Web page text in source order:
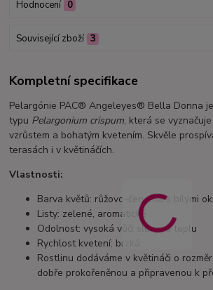
Hodnocení 0
Související zboží 3
Kompletní specifikace
Pelargónie PAC® Angeleyes® Bella Donna
typu Pelargonium crispum, která se
vzrůstem a bohatým kvetením. Skvěle
terasách i v květináčích.
Vlastnosti:
Barva květů: růžovo-červená s bílými
Listy: zelené, aromatické
Odolnost: vysoká vůči slunci a teplu
Rychlost kvetení: brzká
Rostlinu dodáváme v květináči o
dobře prokořeněnou a připravenou k